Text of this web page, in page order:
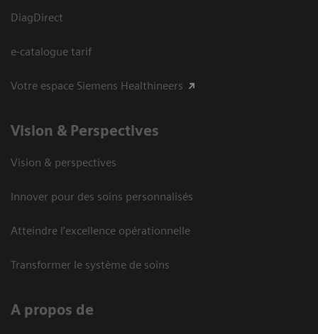
DiagDirect
e-catalogue tarif
Votre espace Siemens Healthineers
Vision ​& Perspectives
Vision & perspectives
Innover pour des soins personnalisés
Atteindre l’excellence opérationnelle
Transformer le système de soins
A propos de